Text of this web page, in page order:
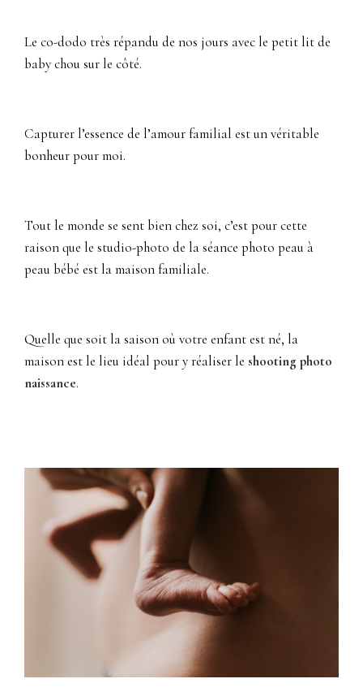
Le co-dodo très répandu de nos jours avec le petit lit de
baby chou sur le côté.
Capturer l’essence de l’amour familial est un véritable
bonheur pour moi.
Tout le monde se sent bien chez soi, c’est pour cette
raison que le studio-photo de la séance photo peau à
peau bébé est la maison familiale.
Quelle que soit la saison où votre enfant est né, la
maison est le lieu idéal pour y réaliser le shooting photo
naissance.